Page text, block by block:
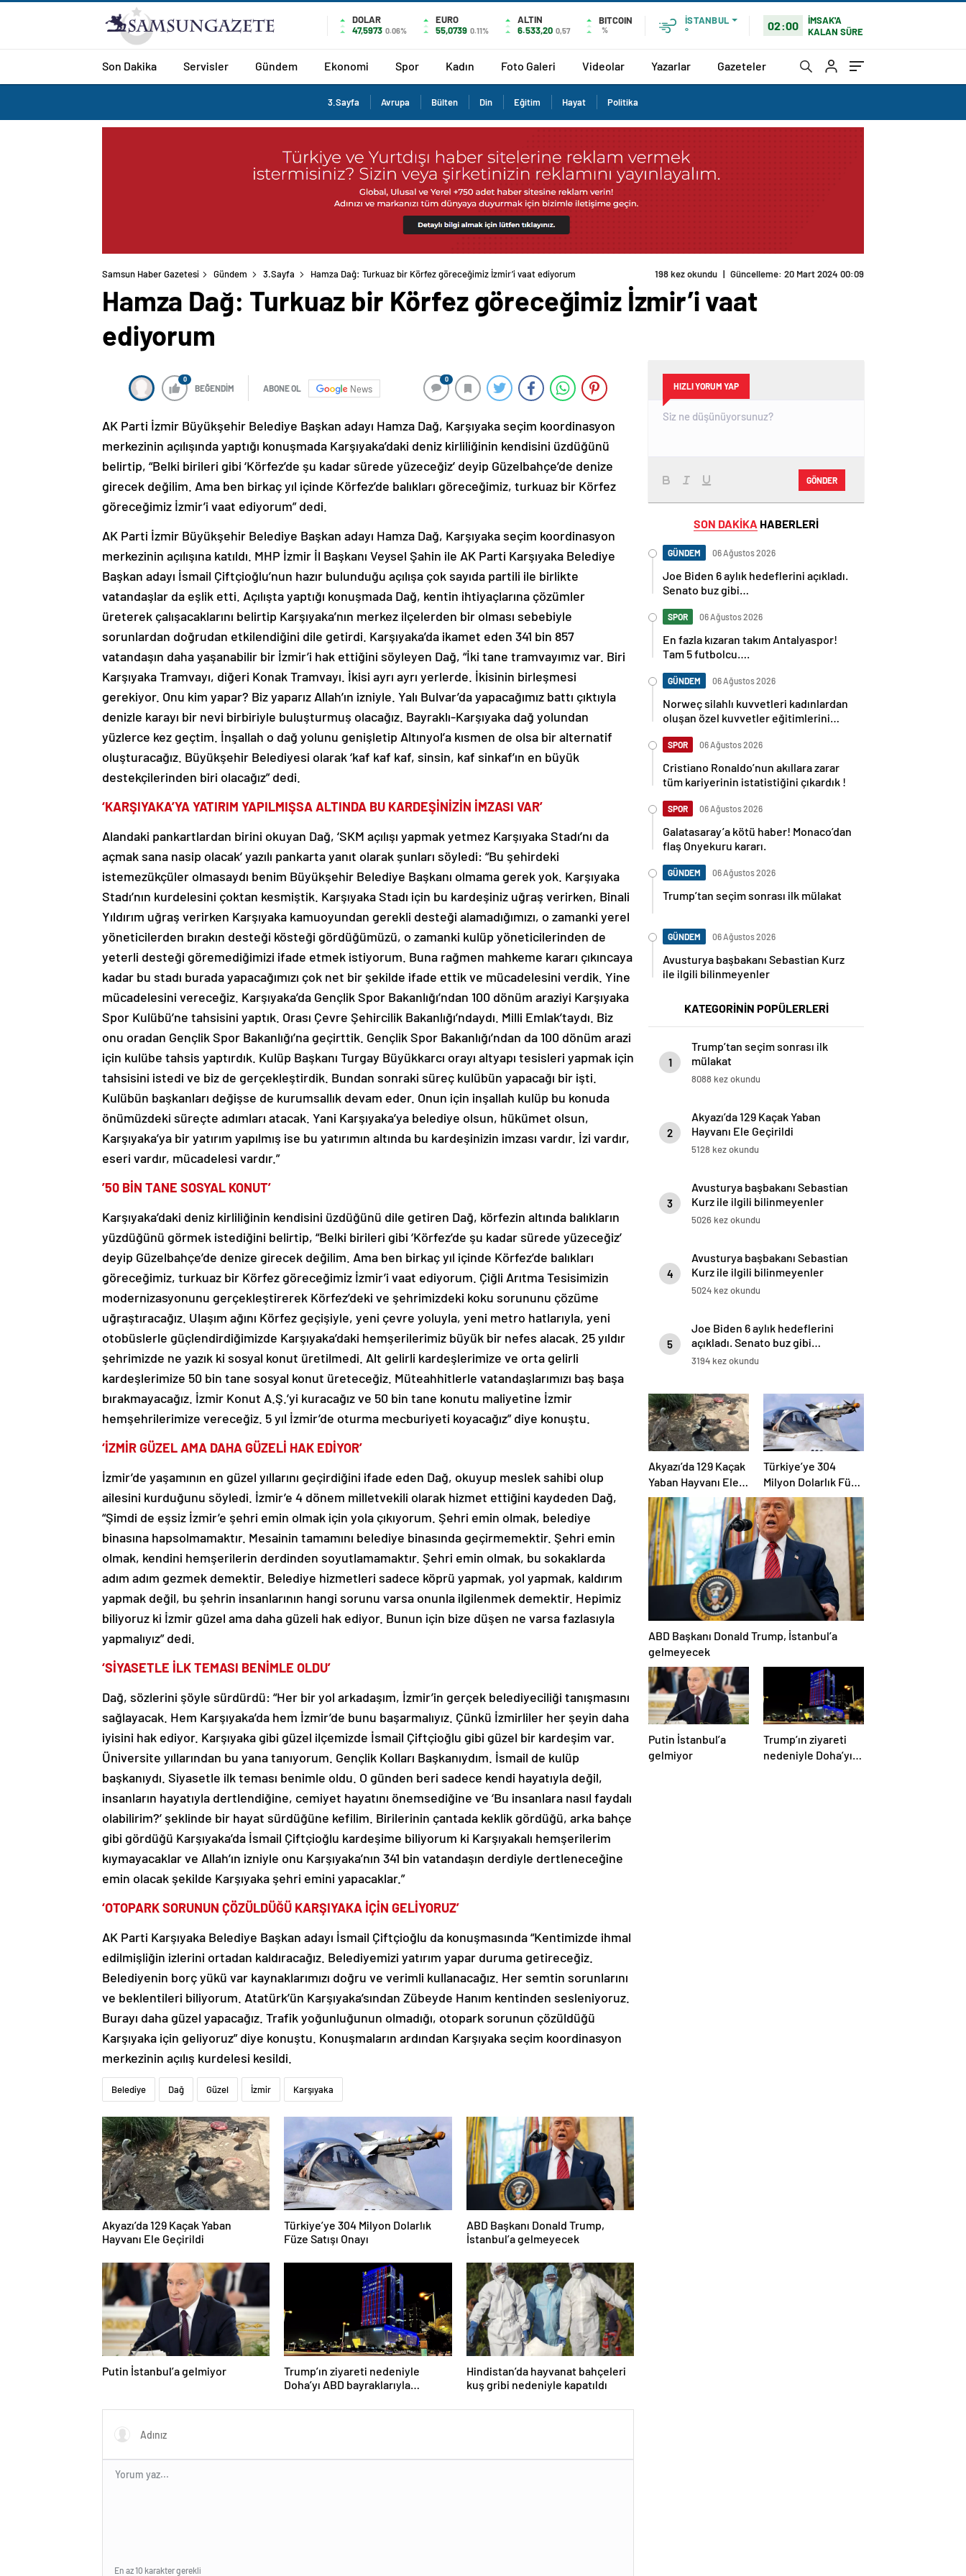
DOLAR
47,5973 0.06%
EURO
55,0739 0.11%
ALTIN
6.533,20 0,57
BITCOIN
%
İSTANBUL
°
02:00
İMSAK'A
KALAN SÜRE
Son Dakika Servisler Gündem Ekonomi Spor Kadın Foto Galeri Videolar Yazarlar Gazeteler
3.Sayfa Avrupa Bülten Din Eğitim Hayat Politika
Samsun Haber Gazetesi Gündem 3.Sayfa Hamza Dağ: Turkuaz bir Körfez göreceğimiz İzmir’i vaat ediyorum
Hamza Dağ: Turkuaz bir Körfez göreceğimiz İzmir’i vaat
ediyorum
0
BEĞENDİM ABONE OL News
0
AK Parti İzmir Büyükşehir Belediye Başkan adayı Hamza Dağ, Karşıyaka seçim koordinasyon
merkezinin açılışında yaptığı konuşmada Karşıyaka’daki deniz kirliliğinin kendisini üzdüğünü
belirtip, “Belki birileri gibi ‘Körfez’de şu kadar sürede yüzeceğiz’ deyip Güzelbahçe’de denize
girecek değilim. Ama ben birkaç yıl içinde Körfez’de balıkları göreceğimiz, turkuaz bir Körfez
göreceğimiz İzmir’i vaat ediyorum” dedi.
AK Parti İzmir Büyükşehir Belediye Başkan adayı Hamza Dağ, Karşıyaka seçim koordinasyon
merkezinin açılışına katıldı. MHP İzmir İl Başkanı Veysel Şahin ile AK Parti Karşıyaka Belediye
Başkan adayı İsmail Çiftçioğlu’nun hazır bulunduğu açılışa çok sayıda partili ile birlikte
vatandaşlar da eşlik etti. Açılışta yaptığı konuşmada Dağ, kentin ihtiyaçlarına çözümler
üreterek çalışacaklarını belirtip Karşıyaka’nın merkez ilçelerden bir olması sebebiyle
sorunlardan doğrudan etkilendiğini dile getirdi. Karşıyaka’da ikamet eden 341 bin 857
vatandaşın daha yaşanabilir bir İzmir’i hak ettiğini söyleyen Dağ, “İki tane tramvayımız var. Biri
Karşıyaka Tramvayı, diğeri Konak Tramvayı. İkisi ayrı ayrı yerlerde. İkisinin birleşmesi
gerekiyor. Onu kim yapar? Biz yaparız Allah’ın izniyle. Yalı Bulvar’da yapacağımız battı çıktıyla
denizle karayı bir nevi birbiriyle buluşturmuş olacağız. Bayraklı-Karşıyaka dağ yolundan
yüzlerce kez geçtim. İnşallah o dağ yolunu genişletip Altınyol’a kısmen de olsa bir alternatif
oluşturacağız. Büyükşehir Belediyesi olarak ‘kaf kaf kaf, sinsin, kaf sinkaf’ın en büyük
destekçilerinden biri olacağız” dedi.
‘KARŞIYAKA’YA YATIRIM YAPILMIŞSA ALTINDA BU KARDEŞİNİZİN İMZASI VAR’
Alandaki pankartlardan birini okuyan Dağ, ‘SKM açılışı yapmak yetmez Karşıyaka Stadı’nı da
açmak sana nasip olacak’ yazılı pankarta yanıt olarak şunları söyledi: “Bu şehirdeki
istemezükçüler olmasaydı benim Büyükşehir Belediye Başkanı olmama gerek yok. Karşıyaka
Stadı’nın kurdelesini çoktan kesmiştik. Karşıyaka Stadı için bu kardeşiniz uğraş verirken, Binali
Yıldırım uğraş verirken Karşıyaka kamuoyundan gerekli desteği alamadığımızı, o zamanki yerel
yöneticilerden bırakın desteği kösteği gördüğümüzü, o zamanki kulüp yöneticilerinden de
yeterli desteği göremediğimizi ifade etmek istiyorum. Buna rağmen mahkeme kararı çıkıncaya
kadar bu stadı burada yapacağımızı çok net bir şekilde ifade ettik ve mücadelesini verdik. Yine
mücadelesini vereceğiz. Karşıyaka’da Gençlik Spor Bakanlığı’ndan 100 dönüm araziyi Karşıyaka
Spor Kulübü’ne tahsisini yaptık. Orası Çevre Şehircilik Bakanlığı’ndaydı. Milli Emlak’taydı. Biz
onu oradan Gençlik Spor Bakanlığı’na geçirttik. Gençlik Spor Bakanlığı’ndan da 100 dönüm arazi
için kulübe tahsis yaptırdık. Kulüp Başkanı Turgay Büyükkarcı orayı altyapı tesisleri yapmak için
tahsisini istedi ve biz de gerçekleştirdik. Bundan sonraki süreç kulübün yapacağı bir işti.
Kulübün başkanları değişse de kurumsallık devam eder. Onun için inşallah kulüp bu konuda
önümüzdeki süreçte adımları atacak. Yani Karşıyaka’ya belediye olsun, hükümet olsun,
Karşıyaka’ya bir yatırım yapılmış ise bu yatırımın altında bu kardeşinizin imzası vardır. İzi vardır,
eseri vardır, mücadelesi vardır.”
’50 BİN TANE SOSYAL KONUT’
Karşıyaka’daki deniz kirliliğinin kendisini üzdüğünü dile getiren Dağ, körfezin altında balıkların
yüzdüğünü görmek istediğini belirtip, “Belki birileri gibi ‘Körfez’de şu kadar sürede yüzeceğiz’
deyip Güzelbahçe’de denize girecek değilim. Ama ben birkaç yıl içinde Körfez’de balıkları
göreceğimiz, turkuaz bir Körfez göreceğimiz İzmir’i vaat ediyorum. Çiğli Arıtma Tesisimizin
modernizasyonunu gerçekleştirerek Körfez’deki ve şehrimizdeki koku sorununu çözüme
uğraştıracağız. Ulaşım ağını Körfez geçişiyle, yeni çevre yoluyla, yeni metro hatlarıyla, yeni
otobüslerle güçlendirdiğimizde Karşıyaka’daki hemşerilerimiz büyük bir nefes alacak. 25 yıldır
şehrimizde ne yazık ki sosyal konut üretilmedi. Alt gelirli kardeşlerimize ve orta gelirli
kardeşlerimize 50 bin tane sosyal konut üreteceğiz. Müteahhitlerle vatandaşlarımızı baş başa
bırakmayacağız. İzmir Konut A.Ş.’yi kuracağız ve 50 bin tane konutu maliyetine İzmir
hemşehrilerimize vereceğiz. 5 yıl İzmir’de oturma mecburiyeti koyacağız” diye konuştu.
‘İZMİR GÜZEL AMA DAHA GÜZELİ HAK EDİYOR’
İzmir’de yaşamının en güzel yıllarını geçirdiğini ifade eden Dağ, okuyup meslek sahibi olup
ailesini kurduğunu söyledi. İzmir’e 4 dönem milletvekili olarak hizmet ettiğini kaydeden Dağ,
“Şimdi de eşsiz İzmir’e şehri emin olmak için yola çıkıyorum. Şehri emin olmak, belediye
binasına hapsolmamaktır. Mesainin tamamını belediye binasında geçirmemektir. Şehri emin
olmak, kendini hemşerilerin derdinden soyutlamamaktır. Şehri emin olmak, bu sokaklarda
adım adım gezmek demektir. Belediye hizmetleri sadece köprü yapmak, yol yapmak, kaldırım
yapmak değil, bu şehrin insanlarının hangi sorunu varsa onunla ilgilenmek demektir. Hepimiz
biliyoruz ki İzmir güzel ama daha güzeli hak ediyor. Bunun için bize düşen ne varsa fazlasıyla
yapmalıyız” dedi.
‘SİYASETLE İLK TEMASI BENİMLE OLDU’
Dağ, sözlerini şöyle sürdürdü: “Her bir yol arkadaşım, İzmir’in gerçek belediyeciliği tanışmasını
sağlayacak. Hem Karşıyaka’da hem İzmir’de bunu başarmalıyız. Çünkü İzmirliler her şeyin daha
iyisini hak ediyor. Karşıyaka gibi güzel ilçemizde İsmail Çiftçioğlu gibi güzel bir kardeşim var.
Üniversite yıllarından bu yana tanıyorum. Gençlik Kolları Başkanıydım. İsmail de kulüp
başkanıydı. Siyasetle ilk teması benimle oldu. O günden beri sadece kendi hayatıyla değil,
insanların hayatıyla dertlendiğine, cemiyet hayatını önemsediğine ve ‘Bu insanlara nasıl faydalı
olabilirim?’ şeklinde bir hayat sürdüğüne kefilim. Birilerinin çantada keklik gördüğü, arka bahçe
gibi gördüğü Karşıyaka’da İsmail Çiftçioğlu kardeşime biliyorum ki Karşıyakalı hemşerilerim
kıymayacaklar ve Allah’ın izniyle onu Karşıyaka’nın 341 bin vatandaşın derdiyle dertleneceğine
emin olacak şekilde Karşıyaka şehri emini yapacaklar.”
‘OTOPARK SORUNUN ÇÖZÜLDÜĞÜ KARŞIYAKA İÇİN GELİYORUZ’
AK Parti Karşıyaka Belediye Başkan adayı İsmail Çiftçioğlu da konuşmasında “Kentimizde ihmal
edilmişliğin izlerini ortadan kaldıracağız. Belediyemizi yatırım yapar duruma getireceğiz.
Belediyenin borç yükü var kaynaklarımızı doğru ve verimli kullanacağız. Her semtin sorunlarını
ve beklentileri biliyorum. Atatürk’ün Karşıyaka’sından Zübeyde Hanım kentinden sesleniyoruz.
Burayı daha güzel yapacağız. Trafik yoğunluğunun olmadığı, otopark sorunun çözüldüğü
Karşıyaka için geliyoruz” diye konuştu. Konuşmaların ardından Karşıyaka seçim koordinasyon
merkezinin açılış kurdelesi kesildi.
Belediye Dağ Güzel İzmir Karşıyaka
Akyazı’da 129 Kaçak Yaban
Hayvanı Ele Geçirildi
Türkiye’ye 304 Milyon Dolarlık
Füze Satışı Onayı
ABD Başkanı Donald Trump,
İstanbul’a gelmeyecek
Putin İstanbul’a gelmiyor
Trump’ın ziyareti nedeniyle
Doha’yı ABD bayraklarıyla
Hindistan’da hayvanat bahçeleri
kuş gribi nedeniyle kapatıldı
En az 10 karakter gerekli
HIZLI YORUM YAP
GÖNDER
SON DAKİKA HABERLERİ
GÜNDEM 06 Ağustos 2026
Joe Biden 6 aylık hedeflerini açıkladı.
Senato buz gibi…
SPOR 06 Ağustos 2026
En fazla kızaran takım Antalyaspor!
Tam 5 futbolcu….
GÜNDEM 06 Ağustos 2026
Norweç silahlı kuvvetleri kadınlardan
oluşan özel kuvvetler eğitimlerini
SPOR 06 Ağustos 2026
Cristiano Ronaldo’nun akıllara zarar
tüm kariyerinin istatistiğini çıkardık !
SPOR 06 Ağustos 2026
Galatasaray’a kötü haber! Monaco’dan
flaş Onyekuru kararı.
GÜNDEM 06 Ağustos 2026
Trump’tan seçim sonrası ilk mülakat
GÜNDEM 06 Ağustos 2026
Avusturya başbakanı Sebastian Kurz
ile ilgili bilinmeyenler
KATEGORİNİN POPÜLERLERİ
1
Trump’tan seçim sonrası ilk
mülakat
8088 kez okundu
2
Akyazı’da 129 Kaçak Yaban
Hayvanı Ele Geçirildi
5128 kez okundu
3
Avusturya başbakanı Sebastian
Kurz ile ilgili bilinmeyenler
5026 kez okundu
4
Avusturya başbakanı Sebastian
Kurz ile ilgili bilinmeyenler
5024 kez okundu
5
Joe Biden 6 aylık hedeflerini
açıkladı. Senato buz gibi…
3194 kez okundu
Akyazı’da 129 Kaçak
Yaban Hayvanı Ele
Geçirildi
Türkiye’ye 304
Milyon Dolarlık Füze
Satışı Onayı
ABD Başkanı Donald Trump, İstanbul’a
gelmeyecek
Putin İstanbul’a
gelmiyor
Trump’ın ziyareti
nedeniyle Doha’yı